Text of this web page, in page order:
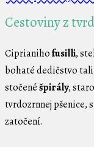
Cestoviny z
Ciprianihofusilli,
bohaté dedičstvo
stočenéšpirály,
tvrdozrnnej pšenice,
zatočení.